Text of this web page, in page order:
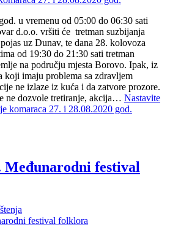
u vremenu od 05:00 do 06:30 sati
d.o.o. vršiti će tretman suzbijanja
uz Dunav, te dana 28. kolovoza
od 19:30 do 21:30 sati tretman
na području mjesta Borovo. Ipak, iz
koji imaju problema sa zdravljem
ne izlaze iz kuća i da zatvore prozore.
ne dozvole tretiranje, akcija… Nastavite
komaraca 27. i 28.08.2020 god.
Međunarodni festival